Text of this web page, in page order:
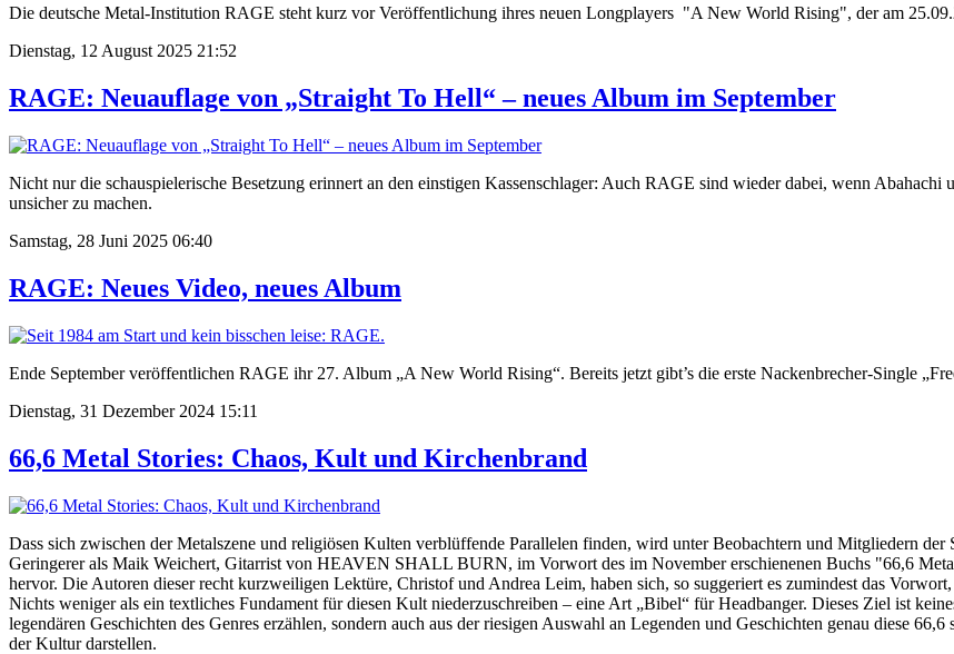
Die deutsche Metal-Institution RAGE steht kurz vor Veröffentlichung ihres neuen Longplayers "A New World Rising", der am
Dienstag, 12 August 2025 21:52
RAGE: Neuauflage von „Straight To Hell“ – neues Album im September
Nicht nur die schauspielerische Besetzung erinnert an den einstigen Kassenschlager: Auch RAGE sind wieder dabei, wenn Abahachi
unsicher zu machen.
Samstag, 28 Juni 2025 06:40
RAGE: Neues Video, neues Album
Ende September veröffentlichen RAGE ihr 27. Album „A New World Rising“. Bereits jetzt gibt’s die erste Nackenbrecher-Single
Dienstag, 31 Dezember 2024 15:11
66,6 Metal Stories: Chaos, Kult und Kirchenbrand
Dass sich zwischen der Metalszene und religiösen Kulten verblüffende Parallelen finden, wird unter Beobachtern und Mitgliedern
Geringerer als Maik Weichert, Gitarrist von HEAVEN SHALL BURN, im Vorwort des im November erschienenen Buchs "66,6
hervor. Die Autoren dieser recht kurzweiligen Lektüre, Christof und Andrea Leim, haben sich, so suggeriert es zumindest das
Nichts weniger als ein textliches Fundament für diesen Kult niederzuschreiben – eine Art „Bibel“ für Headbanger. Dieses Ziel ist
legendären Geschichten des Genres erzählen, sondern auch aus der riesigen Auswahl an Legenden und Geschichten genau diese
der Kultur darstellen.